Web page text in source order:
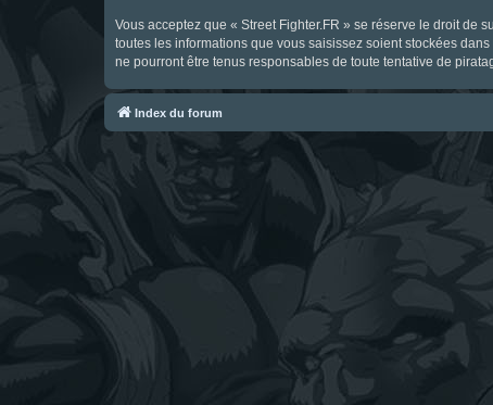
Vous acceptez que « Street Fighter.FR » se réserve le droit de
toutes les informations que vous saisissez soient stockées
ne pourront être tenus responsables de toute tentative de
Index du forum